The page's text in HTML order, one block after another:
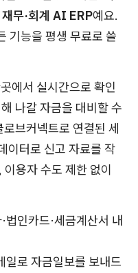
무·회계 AI ERP예요.
기능을 평생 무료로 쓸
에서 실시간으로 확인
나갈 자금을 대비할 수
브커넥트로 연결된 세
이터로 신고 자료를 작
용자 수도 제한 없이
법인카드·세금계산서 내
일로 자금일보를 보내드